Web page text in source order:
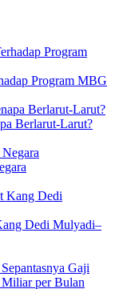
Program MBG
Berlarut-Larut?
Dedi Mulyadi–